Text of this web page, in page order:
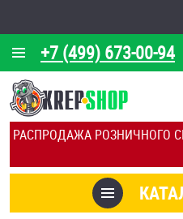
РАСПРОДАЖА РОЗНИЧНОГО
+7 (499) 673-00-94
О КОМПАНИИ
КАЛЬКУЛЯТОР
ОТЗЫВЫ